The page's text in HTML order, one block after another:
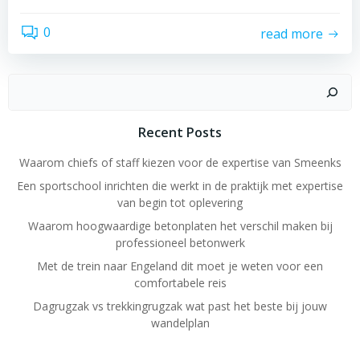
0 read more
Recent Posts
Waarom chiefs of staff kiezen voor de expertise van Smeenks
Een sportschool inrichten die werkt in de praktijk met expertise
van begin tot oplevering
Waarom hoogwaardige betonplaten het verschil maken bij
professioneel betonwerk
Met de trein naar Engeland dit moet je weten voor een
comfortabele reis
Dagrugzak vs trekkingrugzak wat past het beste bij jouw
wandelplan